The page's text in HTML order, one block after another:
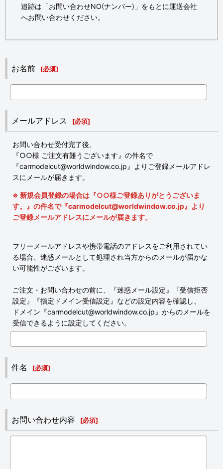
追跡は「お問い合わせNO(ナンバー)」をもとに運送会社
へお問い合わせください。
お名前 [必須]
メールアドレス [必須]
お問い合わせ受付完了後、
『○○様 ご注文有難うございます』の件名で
『carmodelcut@worldwindow.co.jp』よりご登録メールアドレ
スにメールが届きます。
※ 新規会員登録の場合は『○○様ご登録ありがとうございま
す。』の件名で『carmodelcut@worldwindow.co.jp』より
ご登録メールアドレスにメールが届きます。
フリーメールアドレスや携帯電話のアドレスをご利用されてい
る場合、迷惑メールとして処理され当方からのメールが届かな
い可能性がございます。
ご注文・お問い合わせの前に、『迷惑メール設定』『受信拒否
設定』『指定ドメイン受信設定』などの設定内容を確認し、
ドメイン『carmodelcut@worldwindow.co.jp』からのメールを
受信できるように設定してください。
件名 [必須]
お問い合わせ内容 [必須]